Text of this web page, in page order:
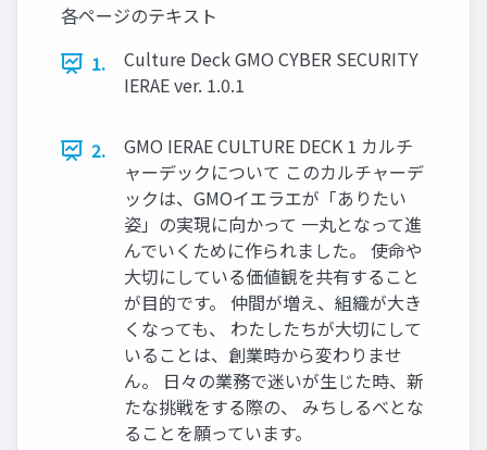
各ページのテキスト
1.
Culture Deck GMO CYBER SECURITY
IERAE ver. 1.0.1
2.
GMO IERAE CULTURE DECK 1 カルチ
ャーデックについて このカルチャーデ
ックは、GMOイエラエが「ありたい
姿」の実現に向かって 一丸となって進
んでいくために作られました。 使命や
大切にしている価値観を共有すること
が目的です。 仲間が増え、組織が大き
くなっても、 わたしたちが大切にして
いることは、創業時から変わりませ
ん。 日々の業務で迷いが生じた時、新
たな挑戦をする際の、 みちしるべとな
ることを願っています。